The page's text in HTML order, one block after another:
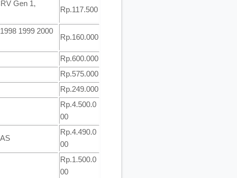
Gen 1,
Rp.117.500
1999 2000
Rp.160.000
Rp.600.000
Rp.575.000
Rp.249.000
Rp.4.500.0
00
Rp.4.490.0
00
Rp.1.500.0
00